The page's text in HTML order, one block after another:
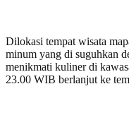
Dilokasi tempat wisata
minum yang di suguhkan
menikmati kuliner di
23.00 WIB berlanjut ke